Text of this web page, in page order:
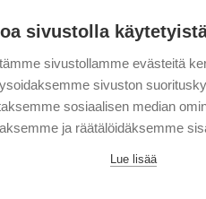
sivustolla
sivustollamme evästeitä
sivuston
sosiaalisen median
ja räätälöidäksemme
Lue lisää